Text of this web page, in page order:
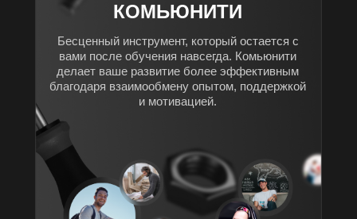
КОМЬЮНИТИ
Бесценный инструмент, который остается с
вами после обучения навсегда. Комьюнити
делает ваше развитие более эффективным
благодаря взаимообмену опытом, поддержкой
и мотивацией.